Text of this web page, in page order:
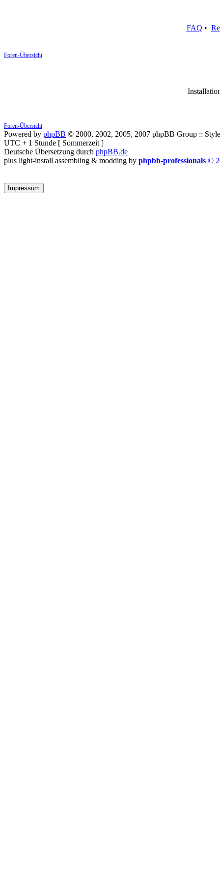
FAQ •
Foren-Übersicht
Foren-Übersicht
Powered by phpBB © 2000, 2002, 2005, 2007 phpBB Group ::
UTC + 1 Stunde [ Sommerzeit ]
Deutsche Übersetzung durch phpBB.de
plus light-install assembling & modding by phpbb-professionals ©